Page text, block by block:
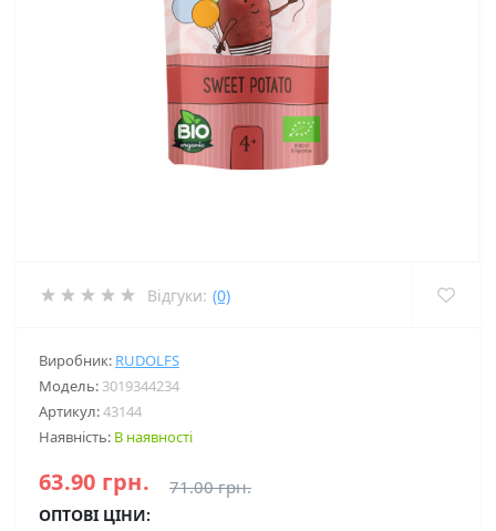
Відгуки: (0)
Виробник: RUDOLFS
Модель: 3019344234
Артикул:43144
Наявність: В наявності
63.90 грн. 71.00 грн.
ОПТОВІ ЦІНИ: